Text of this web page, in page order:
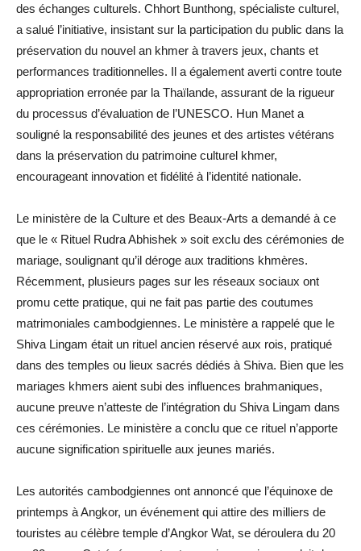
des échanges culturels. Chhort Bunthong, spécialiste culturel,
a salué l’initiative, insistant sur la participation du public dans la
préservation du nouvel an khmer à travers jeux, chants et
performances traditionnelles. Il a également averti contre toute
appropriation erronée par la Thaïlande, assurant de la rigueur
du processus d’évaluation de l’UNESCO. Hun Manet a
souligné la responsabilité des jeunes et des artistes vétérans
dans la préservation du patrimoine culturel khmer,
encourageant innovation et fidélité à l’identité nationale.
Le ministère de la Culture et des Beaux-Arts a demandé à ce
que le « Rituel Rudra Abhishek » soit exclu des cérémonies de
mariage, soulignant qu’il déroge aux traditions khmères.
Récemment, plusieurs pages sur les réseaux sociaux ont
promu cette pratique, qui ne fait pas partie des coutumes
matrimoniales cambodgiennes. Le ministère a rappelé que le
Shiva Lingam était un rituel ancien réservé aux rois, pratiqué
dans des temples ou lieux sacrés dédiés à Shiva. Bien que les
mariages khmers aient subi des influences brahmaniques,
aucune preuve n’atteste de l’intégration du Shiva Lingam dans
ces cérémonies. Le ministère a conclu que ce rituel n’apporte
aucune signification spirituelle aux jeunes mariés.
Les autorités cambodgiennes ont annoncé que l’équinoxe de
printemps à Angkor, un événement qui attire des milliers de
touristes au célèbre temple d’Angkor Wat, se déroulera du 20